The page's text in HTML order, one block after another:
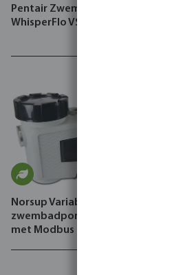
Pentair Zwembadpomp,
WhisperFlo VS2m
Norsup Variabele speed
zwembadpomp, Evo Pro
met Modbus